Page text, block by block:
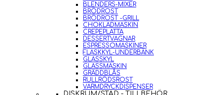
BLENDERS-MIXER
BRÖDROST
BRÖDROST -GRILL
CHOKLADMASKIN
CREPEPLATTA
DESSERTVAGNAR
ESPRESSOMASKINER
FLASKKYL-UNDERBÄNK
GLASSKYL
GLASSMASKIN
GRÄDDBLÅS
RULLRÖDSROST
VARMDRYCKDISPENSER